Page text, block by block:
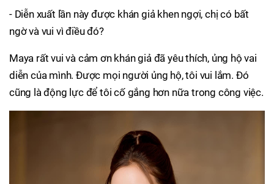
- Diễn xuất lần này được khán giả khen ngợi, chị có bất
ngờ và vui vì điều đó?
Maya rất vui và cảm ơn khán giả đã yêu thích, ủng hộ vai
diễn của mình. Được mọi người ủng hộ, tôi vui lắm. Đó
cũng là động lực để tôi cố gắng hơn nữa trong công việc.